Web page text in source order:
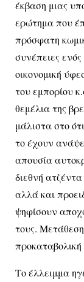
έκβαση μιας
ερώτημα που
πρόσφατη
συνέπειες
οικονομική
του εμπορίου
θεμέλια της
μάλιστα στο
το έχουν
απουσία
διεθνή
αλλά και
ψηφίσουν
τους.
Το έλλειμμα